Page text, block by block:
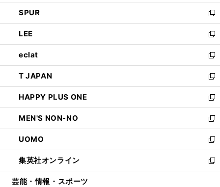
ウ
で
開
く
ン
ド
ウ
で
開
く
ウ
ィ
ン
ド
ウ
で
開
く
し
い
ウ
ィ
ン
ド
ウ
で
開
く
SPUR
新
し
い
ウ
ィ
ン
ド
ウ
で
開
く
LEE
新
し
い
ウ
ィ
ン
ド
ウ
で
開
く
eclat
新
し
い
ウ
ィ
ン
ド
ウ
で
開
く
T JAPAN
新
し
い
ウ
ィ
ン
ド
ウ
で
開
HAPPY PLUS ONE
新
し
い
ウ
ィ
ン
ド
ウ
MEN'S NON-NO
新
し
い
ウ
ィ
ン
UOMO
新
し
い
ウ
集英社オンライン
新
し
芸能・情報・スポーツ